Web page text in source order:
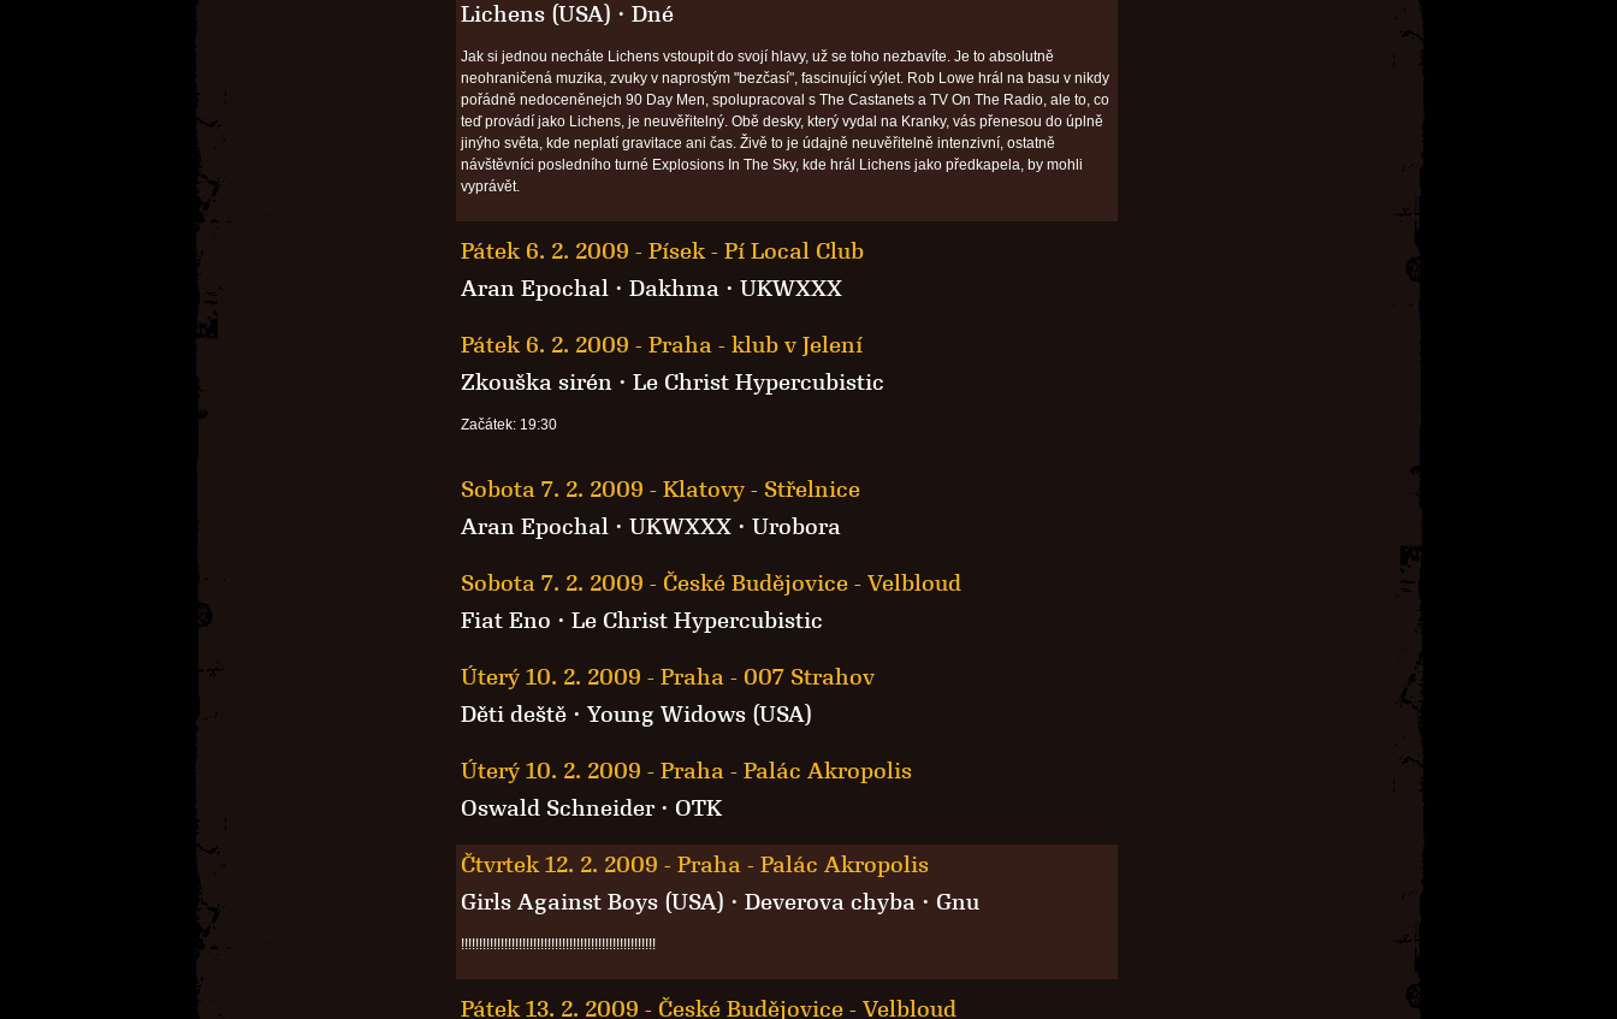
Lichens (USA) · Dné
Jak si jednou necháte Lichens vstoupit do svojí hlavy, už se toho nezbavíte. Je to absolutně
neohraničená muzika, zvuky v naprostým "bezčasí", fascinující výlet. Rob Lowe hrál na basu v nikdy
pořádně nedoceněnejch 90 Day Men, spolupracoval s The Castanets a TV On The Radio, ale to, co
teď provádí jako Lichens, je neuvěřitelný. Obě desky, který vydal na Kranky, vás přenesou do úplně
jinýho světa, kde neplatí gravitace ani čas. Živě to je údajně neuvěřitelně intenzivní, ostatně
návštěvníci posledního turné Explosions In The Sky, kde hrál Lichens jako předkapela, by mohli
vyprávět.
Pátek 6. 2. 2009 - Písek - Pí Local Club
Aran Epochal · Dakhma · UKWXXX
Pátek 6. 2. 2009 - Praha - klub v Jelení
Zkouška sirén · Le Christ Hypercubistic
Začátek: 19:30
Sobota 7. 2. 2009 - Klatovy - Střelnice
Aran Epochal · UKWXXX · Urobora
Sobota 7. 2. 2009 - České Budějovice - Velbloud
Fiat Eno · Le Christ Hypercubistic
Úterý 10. 2. 2009 - Praha - 007 Strahov
Děti deště · Young Widows (USA)
Úterý 10. 2. 2009 - Praha - Palác Akropolis
Oswald Schneider· OTK
Čtvrtek 12. 2. 2009 - Praha - Palác Akropolis
Girls Against Boys (USA) · Deverova chyba · Gnu
!!!!!!!!!!!!!!!!!!!!!!!!!!!!!!!!!!!!!!!!!!!!!!!!!!!!!!
Pátek 13. 2. 2009 - České Budějovice - Velbloud